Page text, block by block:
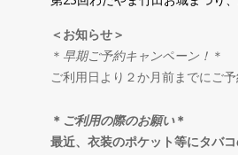
タ
ル
＆
＜お知らせ＞
＊ 早期ご予約キャンペーン！ ＊
ご利用日より２か月前までにご
＊ ご利用の際のお願い＊
最近、衣装のポケット等にタバ